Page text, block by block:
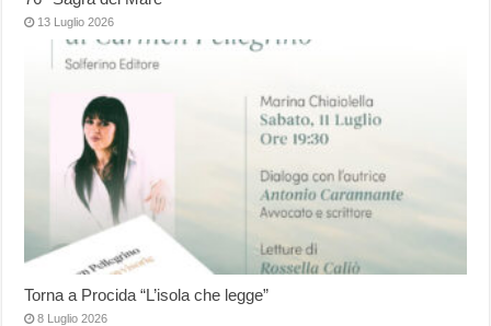
13 Luglio 2026
Torna a Procida “L’isola che legge”
8 Luglio 2026